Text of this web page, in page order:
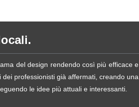
del design rendendo così più efficace e
professionisti già affermati, creando una
le idee più attuali e interessanti.